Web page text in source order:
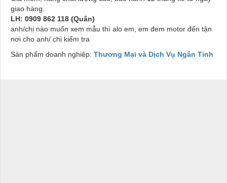
giao hàng.
LH: 0909 862 118 (Quân)
anh/chị nào muốn xem mẫu thì alo em, em đem motor đến tận
nơi cho anh/ chị kiểm tra
Sản phẩm doanh nghiệp: Thương Mại và Dịch Vụ Ngân Tinh